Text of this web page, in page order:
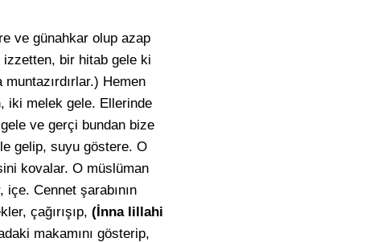
ve günahkar olup azap
izzetten, bir hitab gele ki
Hemen
iki melek gele. Ellerinde
ve gerçi bundan bize
gelip, suyu göstere. O
kovalar. O müslüman
Cennet şarabının
çağırışıp, (İnna lillahi
makamını gösterip,